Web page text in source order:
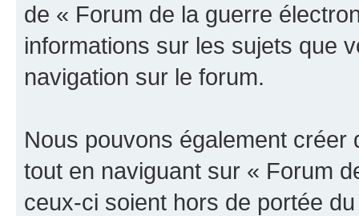
de « Forum de la guerre
informations sur les sujets que
navigation sur le forum.
Nous pouvons également
tout en naviguant sur « Forum
ceux-ci soient hors de portée